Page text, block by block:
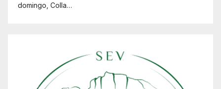
domingo, Colla…